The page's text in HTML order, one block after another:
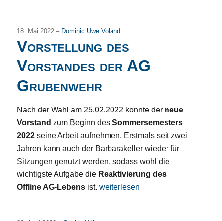
18. Mai 2022 – Dominic Uwe Voland
Vorstellung des
Vorstandes der AG
Grubenwehr
Nach der Wahl am 25.02.2022 konnte der neue
Vorstand zum Beginn desSommersemesters
2022 seine Arbeit aufnehmen. Erstmals seit zwei
Jahren kann auch der Barbarakeller wieder für
Sitzungen genutzt werden, sodass wohl die
wichtigste Aufgabe die Reaktivierung des
Offline AG-Lebens ist.„Vorstellung des Vorstandes der
weiterlesen